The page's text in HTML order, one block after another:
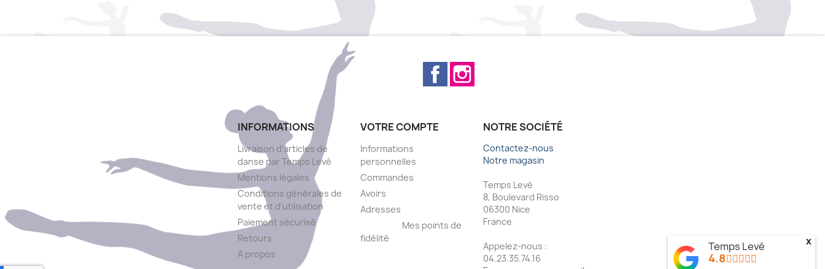
Facebook
INFORMATIONS
Livraison d'articles de
danse par Temps Levé
Mentions légales
Conditions générales de
vente et d'utilisation
Paiement sécurisé
Retours
A propos
VOTRE COMPTE
Informations
personnelles
Commandes
Avoirs
Adresses
Mes points de
fidélité
NOTRE SOCIÉTÉ
Contactez-nous
Notre magasin
Temps Levé
8, Boulevard Risso
06300 Nice
France
Appelez-nous :
04.23.35.74.16
Temps Levé
4.8
x